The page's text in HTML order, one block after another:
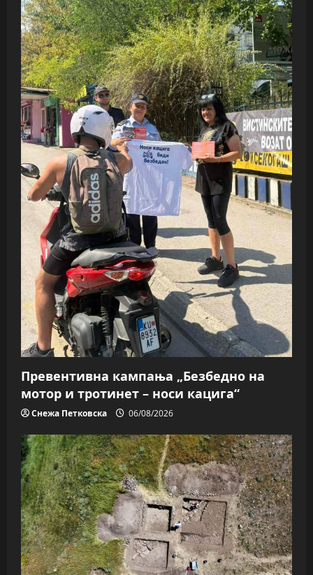
Превентивна кампања „Безбедно на
мотор и тротинет – носи кацига“
Снежа Петковска 06/08/2026